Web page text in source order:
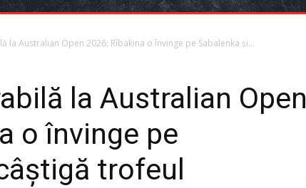
la Australian Open 2026: Rîbakina o învinge pe Sabalenka și...
la Australian Open
o învinge pe
trofeul